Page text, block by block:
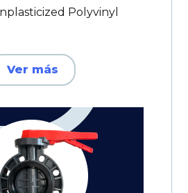
Polyvinyl
Ver más